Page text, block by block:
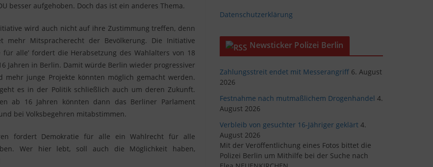
besser aufgehoben. Doch das ist ein anderes Thema.
wird auch nicht auf ihre Zustimmung treffen, denn
mehr Mitspracherecht der Bevölkerung. Die Initiative
für alle’ fordert die Herabsetzung des Wahlalters von 18
Jahren in Berlin. Damit würde Berlin wieder progressiver
mehr junge Projekte könnten möglich gemacht werden.
es in der Politik schließlich auch um deren Zukunft.
ab 16 Jahren könnten dann das Berliner Parlament
bei Volksbegehren mitabstimmen.
fordert Demokratie für alle ein Wahlrecht für alle
Wer hier lebt, soll auch die Möglichkeit haben,
Datenschutzerklärung
Newsticker Polizei Berlin
Zahlungsstreit endet mit Messerangriff 6. August
2026
Festnahme nach mutmaßlichem Drogenhandel 4.
August 2026
Verbleib von gesuchter 16-Jähriger geklärt 4.
August 2026
Mit der Veröffentlichung eines Fotos bittet die
Polizei Berlin um Mithilfe bei der Suche nach